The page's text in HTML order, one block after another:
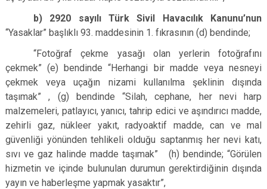
b) 2920 sayılı Türk Sivil Havacılık Kanunu’nun
“Yasaklar” başlıklı 93. maddesinin 1. fıkrasının (d) bendinde;
“Fotoğraf çekme yasağı olan yerlerin fotoğrafını
çekmek” (e) bendinde “Herhangi bir madde veya nesneyi
çekmek veya uçağın nizami kullanılma şeklinin dışında
taşımak” , (g) bendinde “Silah, cephane, her nevi harp
malzemeleri, patlayıcı, yanıcı, tahrip edici ve aşındırıcı madde,
zehirli gaz, nükleer yakıt, radyoaktif madde, can ve mal
güvenliği yönünden tehlikeli olduğu saptanmış her nevi katı,
sıvı ve gaz halinde madde taşımak” (h) bendinde; “Görülen
hizmetin ve içinde bulunulan durumun gerektirdiğinin dışında
yayın ve haberleşme yapmak yasaktır”,